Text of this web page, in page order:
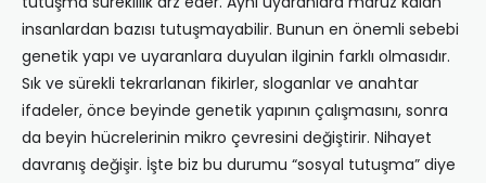
insanlardan bazısı tutuşmayabilir. Bunun en önemli sebebi
genetik yapı ve uyaranlara duyulan ilginin farklı olmasıdır.
Sık ve sürekli tekrarlanan fikirler, sloganlar ve anahtar
ifadeler, önce beyinde genetik yapının çalışmasını, sonra
da beyin hücrelerinin mikro çevresini değiştirir. Nihayet
davranış değişir. İşte biz bu durumu “sosyal tutuşma” diye